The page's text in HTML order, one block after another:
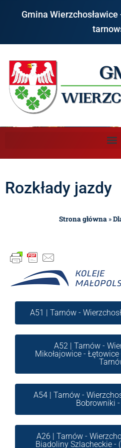
Gmina
Rozkłady jazdy
Strona główna »
A51 | Tarnów -
A52 | Tarnów -
Mikołajowice -
A54 | Tarnów -
Bobrowniki -
A26 | Tarnów -
Biadoliny Szlacheckie -